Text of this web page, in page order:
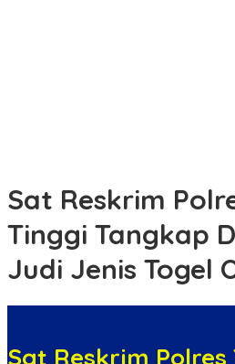
Sat Reskrim
Tinggi Tangkap
Judi Jenis Togel
Sat Reskrim